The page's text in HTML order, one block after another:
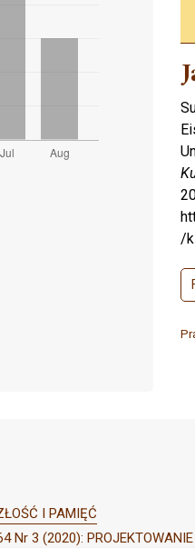
/
I PAMIĘĆ
Nr 3 (2020):